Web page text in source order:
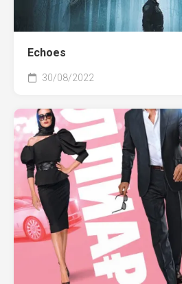
Echoes
30/08/2022